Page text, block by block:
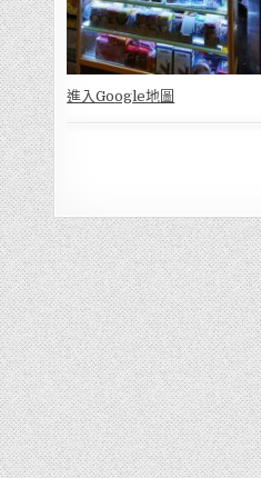
進入Google地圖